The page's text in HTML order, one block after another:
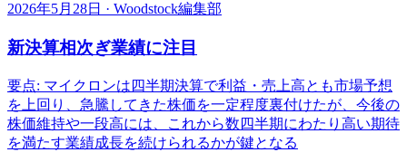
2026年5月28日 · Woodstock編集部
新決算相次ぎ業績に注目
要点: マイクロンは四半期決算で利益・売上高とも市場予想
を上回り、急騰してきた株価を一定程度裏付けたが、今後の
株価維持や一段高には、これから数四半期にわたり高い期待
を満たす業績成長を続けられるかが鍵となる